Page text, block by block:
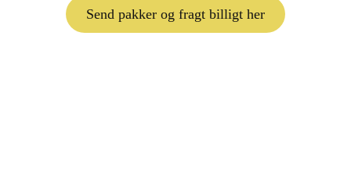
Send pakker og fragt billigt her